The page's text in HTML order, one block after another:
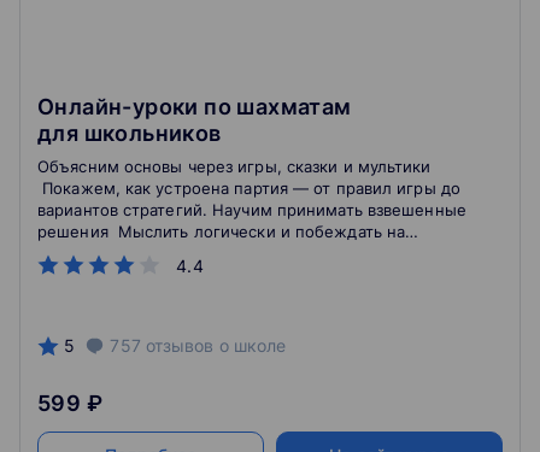
Онлайн-уроки по шахматам
для школьников
4.4
Объясним основы через игры, сказки и мультики
Покажем, как устроена партия — от правил игры до
вариантов стратегий. Научим принимать взвешенные
решения Мыслить логически и побеждать на
турнирах.
5 757 отзывов о школе
599 ₽